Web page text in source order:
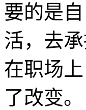
要的是
活，去
在职场
了改变。